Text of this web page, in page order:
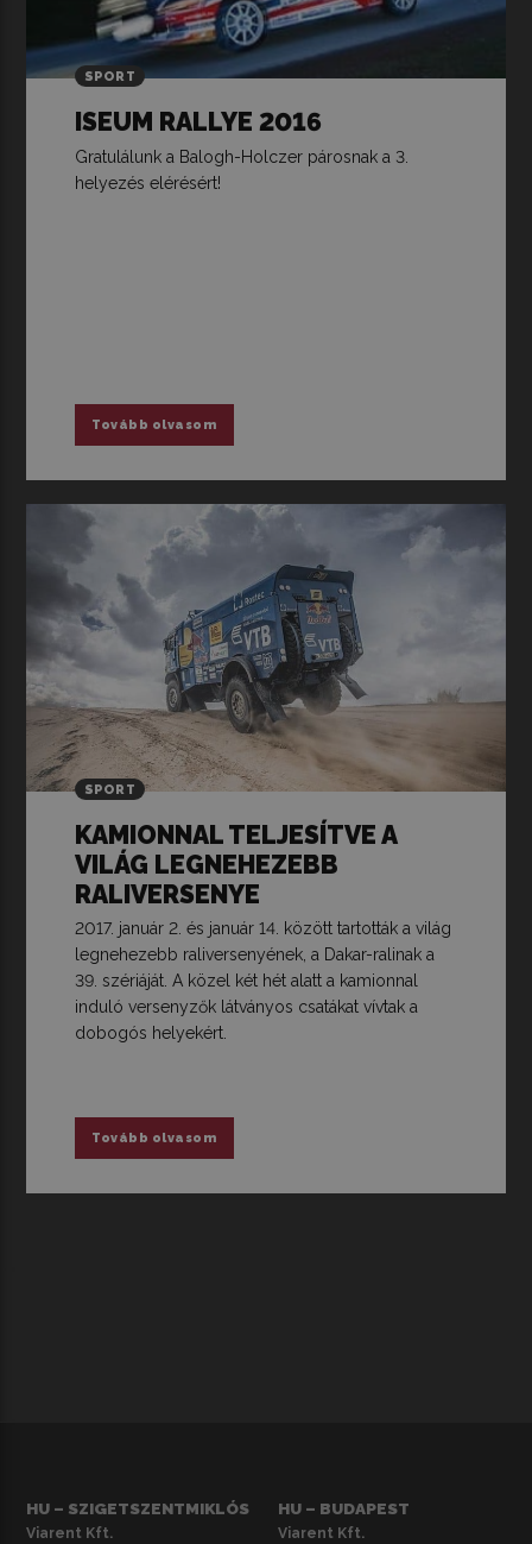
SPORT
ISEUM RALLYE 2016
Gratulálunk a Balogh-Holczer párosnak a 3.
helyezés elérésért!
Tovább olvasom
SPORT
KAMIONNAL TELJESÍTVE A
VILÁG LEGNEHEZEBB
RALIVERSENYE
2017. január 2. és január 14. között tartották a világ
legnehezebb raliversenyének, a Dakar-ralinak a
39. szériáját. A közel két hét alatt a kamionnal
induló versenyzők látványos csatákat vívtak a
dobogós helyekért.
Tovább olvasom
HU – SZIGETSZENTMIKLÓS
Viarent Kft.
HU – BUDAPEST
Viarent Kft.